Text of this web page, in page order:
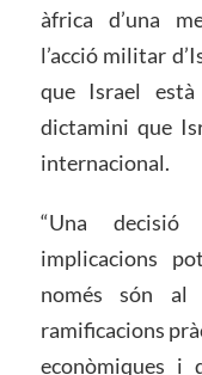
àfrica d’una
l’acció militar
que Israel
dictamini que
internacional.
“Una
implicacions
només són al
ramificacions
econòmiques i